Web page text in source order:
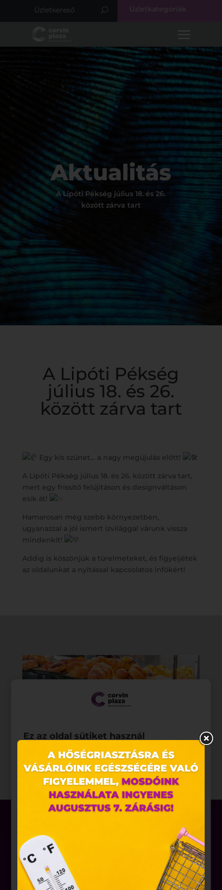
Üzletkategóriák
Aktualitás
A Lipóti Pékség július 18. és 26.
között zárva tart
A Lipóti Pékség
július 18. és 26.
között zárva tart
Egy kis szünet… a nagy megújulás előtt!
A Lipóti Pékség július 18. és 26. között zárva tart,
mert egy frissítő felújításon és designváltáson
esik át!
Hamarosan még szebb környezetben,
ugyanazzal a jól ismert ízvilággal várunk vissza
mindenkit!
Addig is köszönjük a türelmeteket, és figyeljétek
az oldalunkat a nyitással kapcsolatos infókért!
Ez az oldal sütiket használ
Weboldalunkon „cookie"-kat (továbbiakban „süti")
alkalmazunk. Ezek olyan fájlok, melyek információt
tárolnak webes böngészőjében. Ehhez az Ön
hozzájárulása szükséges.
A „sütiket" az elektronikus hírközlésről szóló 2003.
összefüggő szolgáltatások egyes kérdéseiről szóló
2001. évi CVIII. törvény, valamint az Európai Unió
előírásainak megfelelően használjuk. Azon
weblapoknak, melyek az Európai Unió országain
belül működnek, a „sütik" használatához, és
ezeknek a felhasználó számítógépén vagy egyéb